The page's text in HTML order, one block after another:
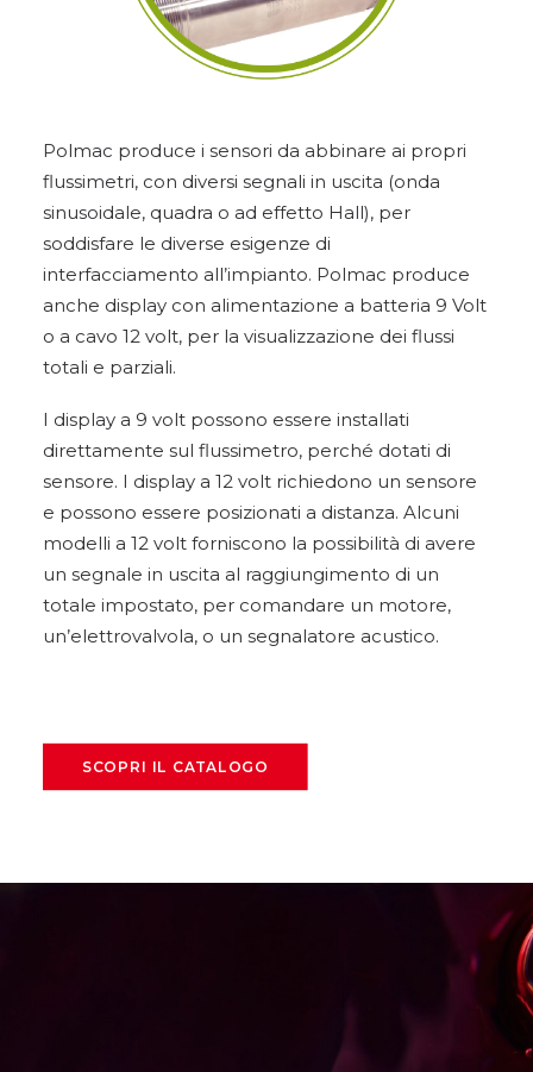
Polmac produce i sensori da abbinare ai propri
flussimetri, con diversi segnali in uscita (onda
sinusoidale, quadra o ad effetto Hall), per
soddisfare le diverse esigenze di
interfacciamento all’impianto. Polmac produce
anche display con alimentazione a batteria 9 Volt
o a cavo 12 volt, per la visualizzazione dei flussi
totali e parziali.
I display a 9 volt possono essere installati
direttamente sul flussimetro, perché dotati di
sensore. I display a 12 volt richiedono un sensore
e possono essere posizionati a distanza. Alcuni
modelli a 12 volt forniscono la possibilità di avere
un segnale in uscita al raggiungimento di un
totale impostato, per comandare un motore,
un’elettrovalvola, o un segnalatore acustico.
SCOPRI IL CATALOGO